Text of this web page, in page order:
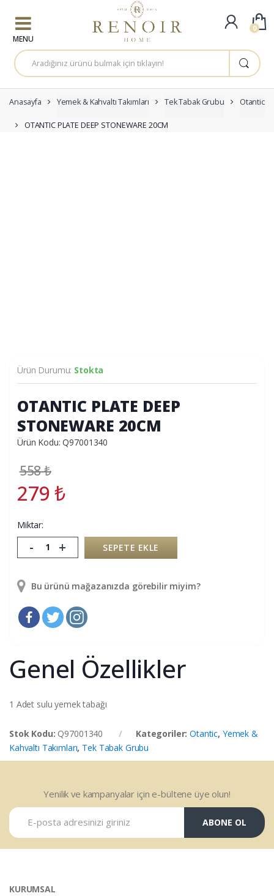
A
r
a
a
:
Anasayfa Yemek & Kahvaltı Takımları Tek Tabak Grubu Otantic
OTANTIC PLATE DEEP STONEWARE 20CM
Ürün Durumu: Stokta
OTANTIC PLATE DEEP
STONEWARE 20CM
Ürün Kodu: Q97001340
558₺
279₺
Miktar:
- + SEPETE EKLE
Bu ürünü mağazanızda görebilir miyim?
Genel Özellikler
1 Adet sulu yemek tabağı
Stok Kodu: Q97001340 Kategoriler:Otantic, Yemek &
Kahvaltı Takımları, Tek Tabak Grubu
Yenilik ve kampanyalar için e-bültene üye olun!
ABONE OL
KURUMSAL
0